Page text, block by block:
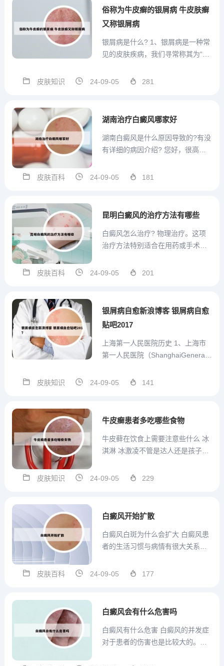
世界第三的温泉，以水温71℃和色
俗称为牛皮癣的银屑病 牛皮肤癣
又称银屑病
银屑病是什么? 1、银屑病是一种常
见的皮肤疾病，我们寻常称其为“牛
治的，它属于慢性的皮肤疾病。患
情，这样才有助于控制病情。2、银
皮肤知识 24-09-05 281
湖南治疗白癜风哪家好
湖南白癜风是什么原因导致的?有没
有详细的病因介绍? 您好，很高兴
胞明显减少或缺失而引发的皮肤，
力大，应急情况，外伤，免疫力下
皮肤百科 24-09-05 181
昆明白癜风的治疗方法有哪些
白癜风怎么治疗? 物理治疗。这项
治疗方法特别适合在用药或手术期
通过光化疗的物理方式治疗白癜
治疗。激素治疗：包括局部外用激
局...
皮肤百科 24-09-05 201
银屑病自愈新浪博客 银屑病自愈
贴吧2017
上海第一人民医院历史 1、上海市
第一人民医院（ShanghaiGeneralH
全国建院最早的综合性百年老院之
先成为全国首批三...
皮肤知识 24-09-05 141
牛皮癣患者多吃哪些食物
牛皮藓在饮食上需要注意些什么 冰
淇淋 冰激凌不管是达人还是孩子，
天，最好每天都能吃到冰激凌才好
激凌吃会加重病情的，所以为了身
皮肤知识 24-09-05 229
白癜风开始扩散
白癜风白斑为什么会扩大 白癜风患
者的生活习惯与病情有很大关系，
癜风病情扩散。因此，担心孩子病
衡。对于白癜风来说，春夏是高发
皮肤百科 24-09-05 177
白癜风会有什么危害吗
白癜风有什么危害 白癜风的并发症
对于患者的伤害也是比较大的。随